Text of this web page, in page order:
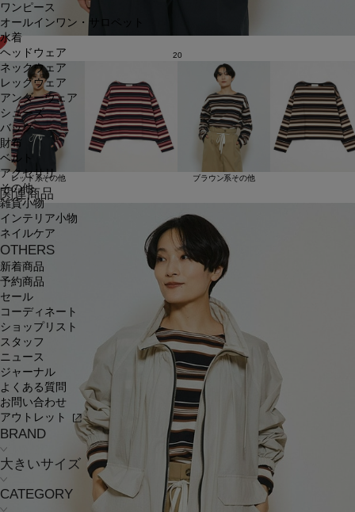
ワンピース
オールインワン・サロペット
水着
ヘッドウェア
ネックウェア
レッグウェア
アンダーウェア
シューズ
バッグ
財布
ベルト
アクセサリ
その他
雑貨小物
インテリア小物
ネイルケア
OTHERS
新着商品
予約商品
セール
コーディネート
ショップリスト
スタッフ
ニュース
ジャーナル
よくある質問
お問い合わせ
アウトレット
BRAND
大きいサイズ
CATEGORY
20
レッド系その他 ブラウン系その他
関連商品